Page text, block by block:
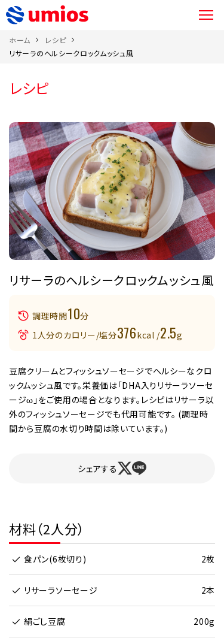
ホーム
レシピ
リサーラのヘルシークロックムッシュ風
レシピ
リサーラのヘルシークロックムッシュ風
調理時間10分
1人分のカロリー/塩分376kcal /2.5g
豆腐クリームとフィッシュソーセージでヘルシーなクロ
ックムッシュ風です。栄養価は「DHA入りリサーラソーセ
ージω」をご使用の場合となります。レシピはリサーラ以
外のフィッシュソーセージでも代用可能です。 (調理時
間から豆腐の水切り時間は除いています。)
シェアする
材料（2人分）
食パン(6枚切り) 2枚
リサーラソーセージ 2本
絹ごし豆腐 200g